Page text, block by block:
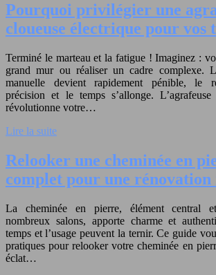
Pourquoi privilégier une
cloueuse électrique pour vos
Terminé le marteau et la fatigue ! Imaginez :
grand mur ou réaliser un cadre complexe.
manuelle devient rapidement pénible, le
précision et le temps s’allonge.
révolutionne votre…
Lire la suite
Relooker une cheminée en
complet pour une rénovation
La cheminée en pierre, élément central
nombreux salons, apporte charme et
temps et l’usage peuvent la ternir. Ce guide
pratiques pour relooker votre cheminée en
éclat…